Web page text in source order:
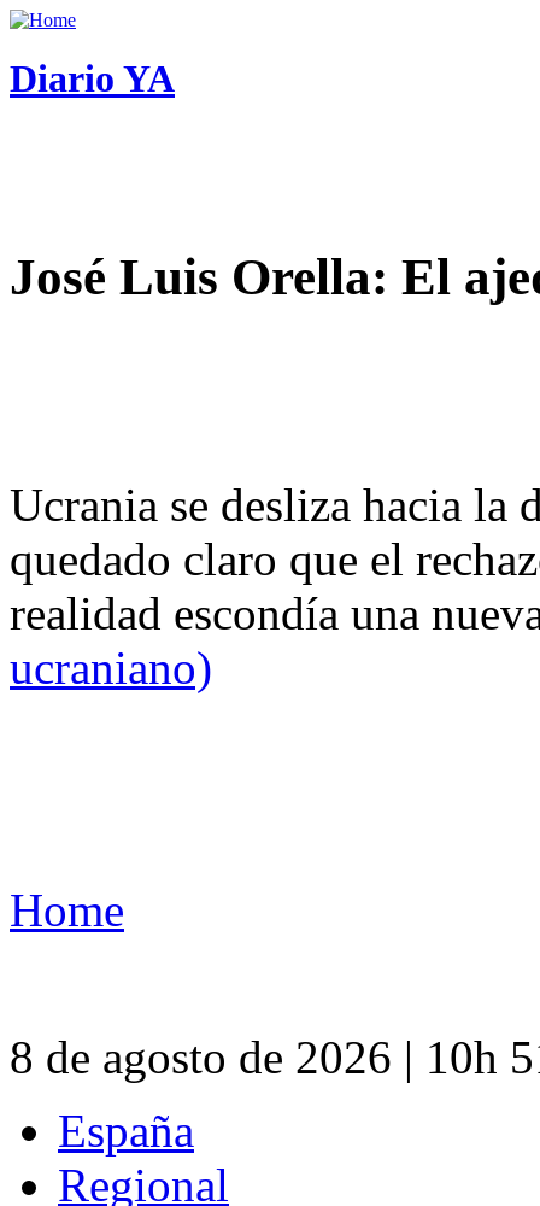
Diario YA
José Luis Orella: El
Ucrania se desliza hacia
quedado claro que el
realidad escondía una
ucraniano)
Home
8 de agosto de 2026 | 10h
España
Regional